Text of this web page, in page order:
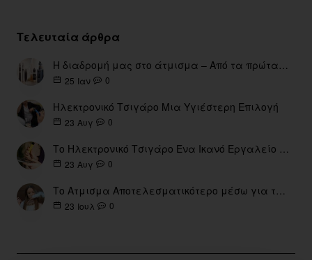
Τελευταία άρθρα
25 Ιαν 0
Ηλεκτρονικό Τσιγάρο Μια Υγιέστερη Επιλογή
23 Αυγ 0
23 Αυγ 0
23 Ιουλ 0